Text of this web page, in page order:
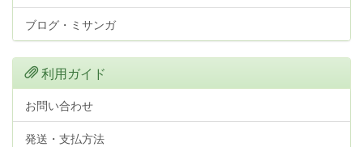
ブログ・ミサンガ
利用ガイド
お問い合わせ
発送・支払方法